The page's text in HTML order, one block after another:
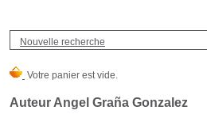
Nouvelle recherche
Auteur Angel Graña Gonzalez